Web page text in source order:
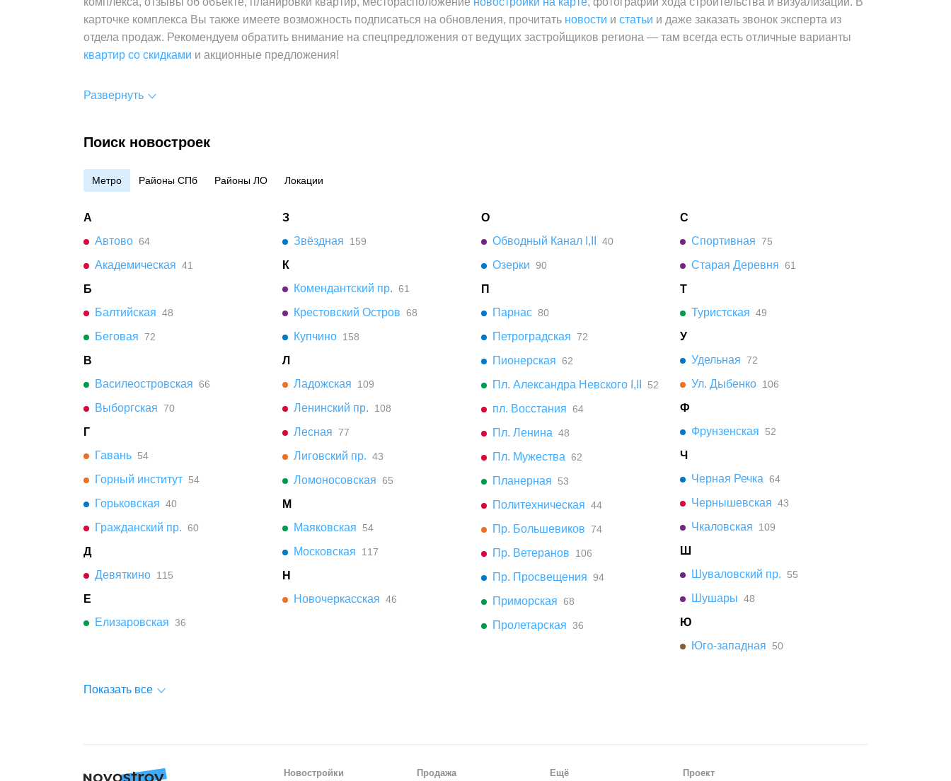
карточке комплекса Вы также имеете возможность подписаться на обновления, прочитать новости и статьи и даже заказать звонок эксперта из
отдела продаж. Рекомендуем обратить внимание на спецпредложения от ведущих застройщиков региона — там всегда есть отличные варианты
квартир со скидками и акционные предложения!
Развернуть
Поиск новостроек
Метро Районы СПб Районы ЛО Локации
А
Автово 64
Академическая 41
Б
Балтийская 48
Беговая 72
В
Василеостровская 66
Выборгская 70
Г
Гавань 54
Горный институт 54
Горьковская 40
Гражданский пр. 60
Д
Девяткино 115
Е
Елизаровская 36
З
Звёздная
159
К
Комендантский пр. 61
Крестовский Остров 68
Купчино 158
Л
Ладожская
109
Ленинский пр. 108
Лесная 77
Лиговский пр. 43
Ломоносовская 65
М
Маяковская
54
Московская 117
Н
Новочеркасская 46
О
Обводный Канал I,II
40
Озерки 90
П
Парнас 80
Петроградская 72
Пионерская 62
Пл. Александра Невского I,II 52
пл. Восстания 64
Пл. Ленина 48
Пл. Мужества 62
Планерная 53
Политехническая 44
Пр. Большевиков 74
Пр. Ветеранов 106
Пр. Просвещения 94
Приморская 68
Пролетарская 36
С
Спортивная 75
Старая Деревня 61
Т
Туристская 49
У
Удельная 72
Ул. Дыбенко 106
Ф
Фрунзенская
52
Ч
Черная Речка 64
Чернышевская 43
Чкаловская 109
Ш
Шуваловский пр.
55
Шушары 48
Ю
Юго-западная
50
Показать все
Новостройки Продажа Ещё Проект